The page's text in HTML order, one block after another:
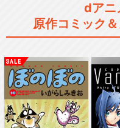
dアニ
原作コミック